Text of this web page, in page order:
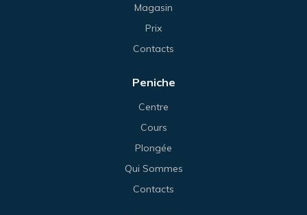
Magasin
Prix
Contacts
Peniche
Centre
Cours
Plongée
Qui Sommes
Contacts